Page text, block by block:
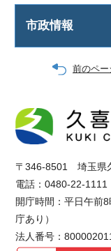
市政情報
前のペー
〒346-8501 埼玉県
電話：0480-22-1111
開庁時間：平日午前
庁あり）
法人番号：